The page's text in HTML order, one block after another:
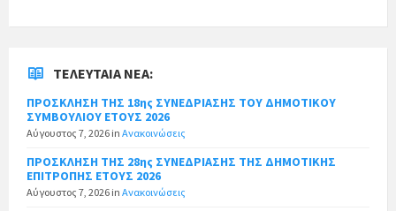
ΤΕΛΕΥΤΑΊΑ ΝΈΑ:
ΠΡΟΣΚΛΗΣΗ ΤΗΣ 18ης ΣΥΝΕΔΡΙΑΣΗΣ ΤΟΥ ΔΗΜΟΤΙΚΟΥ
ΣΥΜΒΟΥΛΙΟΥ ΕΤΟΥΣ 2026
Αύγουστος 7, 2026 in Ανακοινώσεις
ΠΡΟΣΚΛΗΣΗ ΤΗΣ 28ης ΣΥΝΕΔΡΙΑΣΗΣ ΤΗΣ ΔΗΜΟΤΙΚΗΣ
ΕΠΙΤΡΟΠΗΣ ΕΤΟΥΣ 2026
Αύγουστος 7, 2026 in Ανακοινώσεις